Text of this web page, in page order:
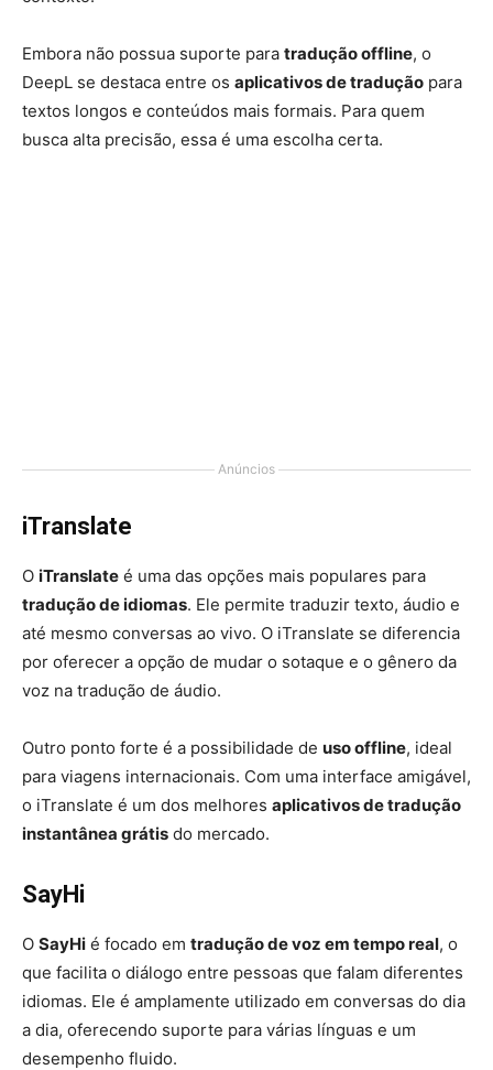
Embora não possua suporte para tradução offline, o
DeepL se destaca entre os aplicativos de tradução para
textos longos e conteúdos mais formais. Para quem
busca alta precisão, essa é uma escolha certa.
Anúncios
iTranslate
O iTranslate é uma das opções mais populares para
tradução de idiomas. Ele permite traduzir texto, áudio e
até mesmo conversas ao vivo. O iTranslate se diferencia
por oferecer a opção de mudar o sotaque e o gênero da
voz na tradução de áudio.
Outro ponto forte é a possibilidade de uso offline, ideal
para viagens internacionais. Com uma interface amigável,
o iTranslate é um dos melhores aplicativos de tradução
instantânea grátis do mercado.
SayHi
O SayHi é focado em tradução de voz em tempo real, o
que facilita o diálogo entre pessoas que falam diferentes
idiomas. Ele é amplamente utilizado em conversas do dia
a dia, oferecendo suporte para várias línguas e um
desempenho fluido.